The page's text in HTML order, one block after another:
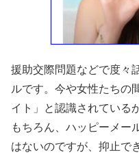
援助交際問題などで度々
ルです。今や女性たちの
イト」と認識されている
もちろん、ハッピーメー
はないのですが、抑止で